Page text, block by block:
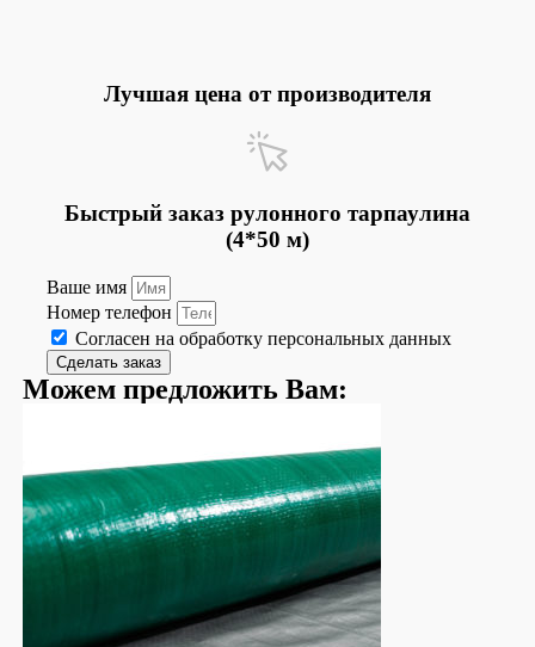
Лучшая цена от производителя
Быстрый заказ рулонного тарпаулина
(4*50 м)
Ваше имя
Номер телефон
Согласен на обработку персональных данных
Сделать заказ
Можем предложить Вам: